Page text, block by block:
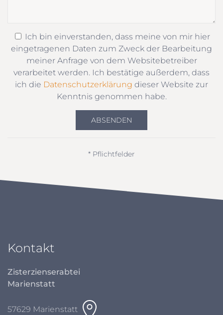
Ich bin einverstanden, dass meine von mir hier
eingetragenen Daten zum Zweck der Bearbeitung
meiner Anfrage von dem Websitebetreiber
verarbeitet werden. Ich bestätige außerdem, dass
ich die Datenschutzerklärung dieser Website zur
Kenntnis genommen habe.
ABSENDEN
* Pflichtfelder
Kontakt
Zisterzienserabtei
Marienstatt
57629 Marienstatt